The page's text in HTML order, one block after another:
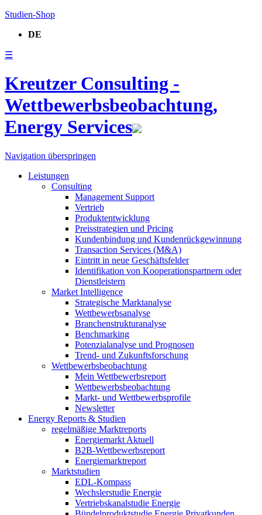
Studien-Shop
DE
☰
Kreutzer Consulting -
Wettbewerbsbeobachtung,
Energy Services
Navigation überspringen
Leistungen
Consulting
Management Support
Vertrieb
Produktentwicklung
Preisstrategien und Pricing
Kundenbindung und Kundenrückgewinnung
Transaction Services (M&A)
Eintritt in neue Geschäftsfelder
Identifikation von Kooperationspartnern oder
Dienstleistern
Market Intelligence
Strategische Marktanalyse
Wettbewerbsanalyse
Branchenstrukturanalyse
Benchmarking
Potenzialanalyse und Prognosen
Trend- und Zukunftsforschung
Wettbewerbs­beobachtung
Mein Wettbewerbsreport
Wettbewerbsbeobachtung
Markt- und Wettbewerbsprofile
Newsletter
Energy Reports & Studien
regelmäßige Marktreports
Energiemarkt Aktuell
B2B-Wettbewerbsreport
Energiemarktreport
Marktstudien
EDL-Kompass
Wechslerstudie Energie
Vertriebskanalstudie Energie